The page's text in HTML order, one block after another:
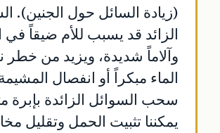
(زيادة السائل حول الجنين).
الزائد قد يسبب للأم ضيقاً في
وآلاماً شديدة، ويزيد من خطر
الماء مبكراً أو انفصال
سحب السوائل الزائدة بإبرة
يمكننا تثبيت الحمل وتقليل